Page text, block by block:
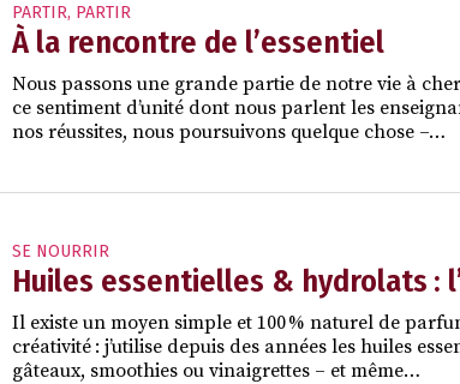
PARTIR, PARTIR
À la rencontre de l’essentiel
Nous passons une grande partie de notre vie à
ce sentiment d’unité dont nous parlent les
nos réussites, nous poursuivons quelque chose –…
SE NOURRIR
Huiles essentielles & hydrolats :
Il existe un moyen simple et 100 % naturel de
créativité : j’utilise depuis des années les huiles
gâteaux, smoothies ou vinaigrettes – et même…